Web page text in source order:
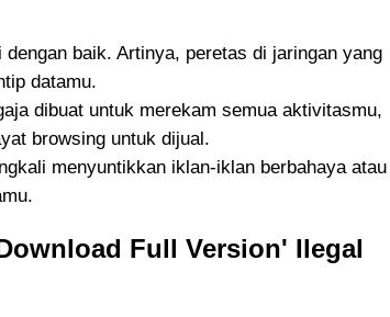
baik. Artinya, peretas di jaringan yang
datamu.
dibuat untuk merekam semua aktivitasmu,
browsing untuk dijual.
menyuntikkan iklan-iklan berbahaya atau
Full Version' Ilegal